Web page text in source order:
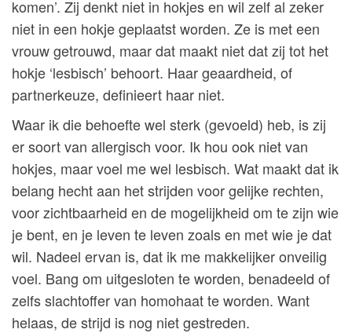
komen’. Zij denkt niet in hokjes en wil zelf al zeker
niet in een hokje geplaatst worden. Ze is met een
vrouw getrouwd, maar dat maakt niet dat zij tot het
hokje ‘lesbisch’ behoort. Haar geaardheid, of
partnerkeuze, definieert haar niet.
Waar ik die behoefte wel sterk (gevoeld) heb, is zij
er soort van allergisch voor. Ik hou ook niet van
hokjes, maar voel me wel lesbisch. Wat maakt dat ik
belang hecht aan het strijden voor gelijke rechten,
voor zichtbaarheid en de mogelijkheid om te zijn wie
je bent, en je leven te leven zoals en met wie je dat
wil. Nadeel ervan is, dat ik me makkelijker onveilig
voel. Bang om uitgesloten te worden, benadeeld of
zelfs slachtoffer van homohaat te worden. Want
helaas, de strijd is nog niet gestreden.